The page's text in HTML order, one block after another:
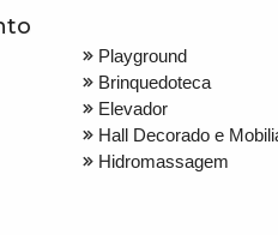
Playground
Brinquedoteca
Elevador
Hall Decorado e
Hidromassagem